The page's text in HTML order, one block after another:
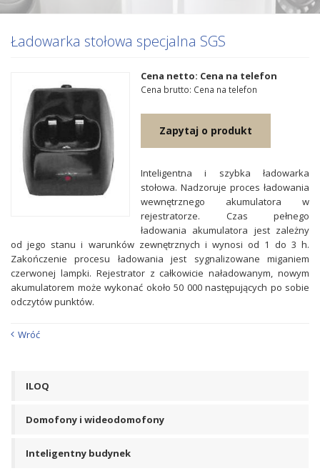
Ładowarka stołowa specjalna SGS
Cena netto: Cena na telefon
Cena brutto: Cena na telefon
Zapytaj o produkt
Inteligentna i szybka ładowarka
stołowa. Nadzoruje proces ładowania
wewnętrznego akumulatora w
rejestratorze. Czas pełnego
ładowania akumulatora jest zależny
od jego stanu i warunków zewnętrznych i wynosi od 1 do 3 h.
Zakończenie procesu ładowania jest sygnalizowane miganiem
czerwonej lampki. Rejestrator z całkowicie naładowanym, nowym
akumulatorem może wykonać około 50 000 następujących po sobie
odczytów punktów.
Wróć
ILOQ
Domofony i wideodomofony
Inteligentny budynek